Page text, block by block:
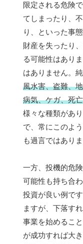
限定される危険
てしまったり、
り、といった事
財産を失ったり
る可能性はあり
はありません。
風水害、盗難、
病気、ケガ、死
様々な種類があ
で、常にこのよ
も過言ではありま
一方、投機的危
可能性も持ち合
投資が良い例で
ますが、下落す
事業を始めるこ
が成功すれば大